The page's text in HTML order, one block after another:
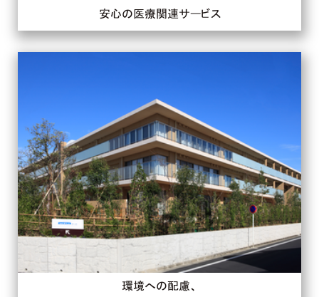
安心の医療関連サービス
環境への配慮、